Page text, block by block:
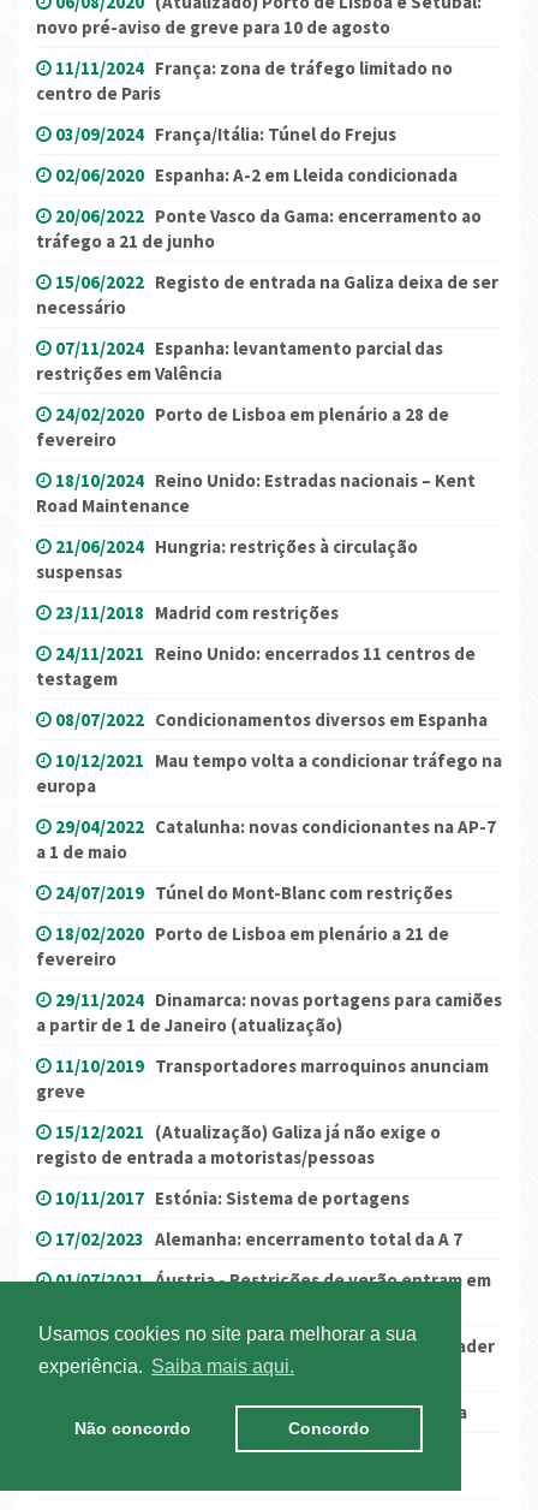
Usamos cookies no site para melhorar a sua
experiência.
Saiba mais aqui.
Não concordo Concordo
novo pré-aviso de greve para 10 de agosto
11/11/2024 França: zona de tráfego limitado no
centro de Paris
03/09/2024 França/Itália: Túnel do Frejus
02/06/2020 Espanha: A-2 em Lleida condicionada
20/06/2022 Ponte Vasco da Gama: encerramento ao
tráfego a 21 de junho
15/06/2022 Registo de entrada na Galiza deixa de ser
necessário
07/11/2024 Espanha: levantamento parcial das
restrições em Valência
24/02/2020 Porto de Lisboa em plenário a 28 de
fevereiro
18/10/2024 Reino Unido: Estradas nacionais – Kent
Road Maintenance
21/06/2024 Hungria: restrições à circulação
suspensas
23/11/2018 Madrid com restrições
24/11/2021 Reino Unido: encerrados 11 centros de
testagem
08/07/2022 Condicionamentos diversos em Espanha
10/12/2021 Mau tempo volta a condicionar tráfego na
europa
29/04/2022 Catalunha: novas condicionantes na AP-7
a 1 de maio
24/07/2019 Túnel do Mont-Blanc com restrições
18/02/2020 Porto de Lisboa em plenário a 21 de
fevereiro
29/11/2024 Dinamarca: novas portagens para camiões
a partir de 1 de Janeiro (atualização)
11/10/2019 Transportadores marroquinos anunciam
greve
15/12/2021 (Atualização) Galiza já não exige o
registo de entrada a motoristas/pessoas
10/11/2017 Estónia: Sistema de portagens
17/02/2023 Alemanha: encerramento total da A 7
01/07/2021 Áustria - Restrições de verão entram em
11/11/2024 Alemanha: Reconstrução da ponte Rader
High
Lituânia: novos requisitos de entrada
ROADPOL suspende campanhas de